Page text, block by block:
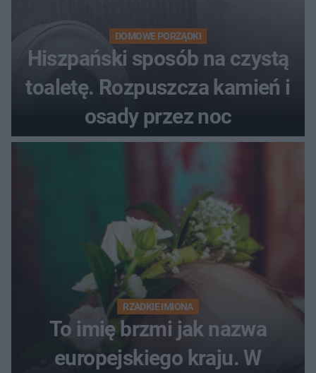
DOMOWE PORZĄDKI
Hiszpański sposób na czystą
toaletę. Rozpuszcza kamień i
osady przez noc
RZADKIE IMIONA
To imię brzmi jak nazwa
europejskiego kraju. W